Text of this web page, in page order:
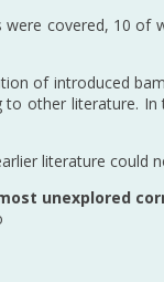
covered, 10 of
of introduced
other literature. In
literature could
unexplored